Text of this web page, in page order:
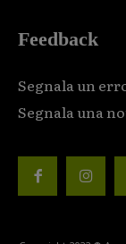
Feedback
Segnala un
Segnala una